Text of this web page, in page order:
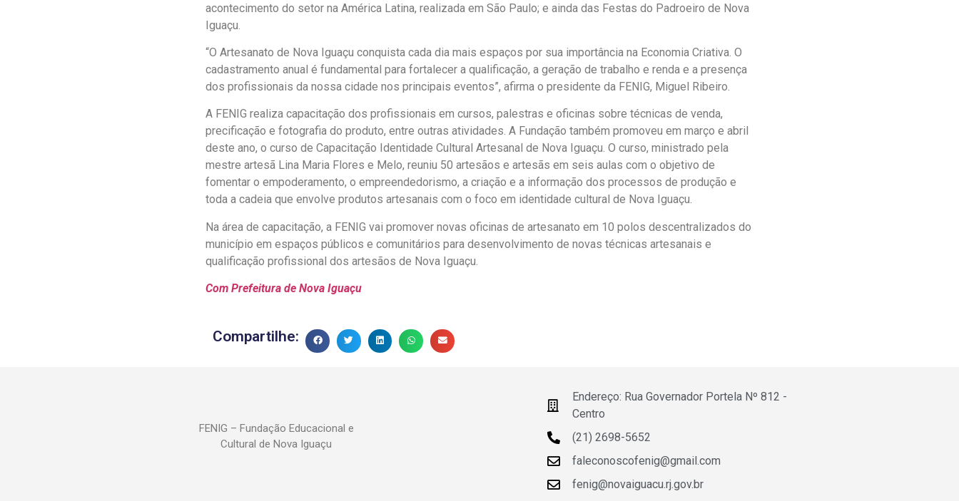
acontecimento do setor na América Latina, realizada em São Paulo; e ainda das Festas do Padroeiro de Nova
Iguaçu.
“O Artesanato de Nova Iguaçu conquista cada dia mais espaços por sua importância na Economia Criativa. O
cadastramento anual é fundamental para fortalecer a qualificação, a geração de trabalho e renda e a presença
dos profissionais da nossa cidade nos principais eventos”, afirma o presidente da FENIG, Miguel Ribeiro.
A FENIG realiza capacitação dos profissionais em cursos, palestras e oficinas sobre técnicas de venda,
precificação e fotografia do produto, entre outras atividades. A Fundação também promoveu em março e abril
deste ano, o curso de Capacitação Identidade Cultural Artesanal de Nova Iguaçu. O curso, ministrado pela
mestre artesã Lina Maria Flores e Melo, reuniu 50 artesãos e artesãs em seis aulas com o objetivo de
fomentar o empoderamento, o empreendedorismo, a criação e a informação dos processos de produção e
toda a cadeia que envolve produtos artesanais com o foco em identidade cultural de Nova Iguaçu.
Na área de capacitação, a FENIG vai promover novas oficinas de artesanato em 10 polos descentralizados do
município em espaços públicos e comunitários para desenvolvimento de novas técnicas artesanais e
qualificação profissional dos artesãos de Nova Iguaçu.
Com Prefeitura de Nova Iguaçu
Compartilhe:
FENIG – Fundação Educacional e
Cultural de Nova Iguaçu
Endereço: Rua Governador Portela Nº 812 -
Centro
(21) 2698-5652
faleconoscofenig@gmail.com
fenig@novaiguacu.rj.gov.br